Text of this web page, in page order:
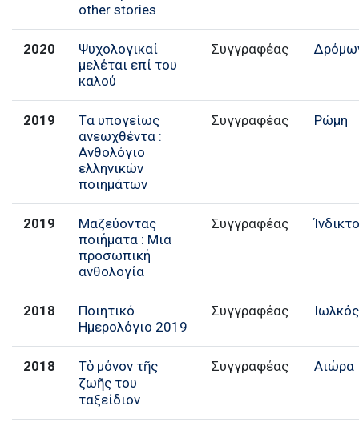
other stories
2020
Ψυχολογικαί
μελέται επί του
καλού
Συγγραφέας
2019
Tα υπογείως
ανεωχθέντα :
Ανθολόγιο
ελληνικών
ποιημάτων
Συγγραφέας Ρώμη
2019
Μαζεύοντας
ποιήματα : Μια
προσωπική
ανθολογία
Συγγραφέας
2018
Ποιητικό
Ημερολόγιο 2019
Συγγραφέας Ιωλκός
2018
Τὸ μόνον τῆς
ζωῆς του
ταξείδιον
Συγγραφέας Αιώρα